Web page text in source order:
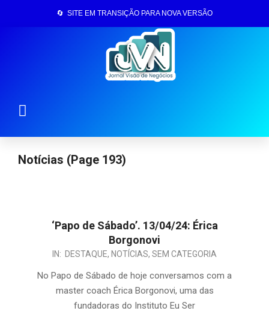
🔄 SITE EM TRANSIÇÃO PARA NOVA VERSÃO
Notícias (Page 193)
‘Papo de Sábado’. 13/04/24: Érica
Borgonovi
IN: DESTAQUE, NOTÍCIAS, SEM CATEGORIA
No Papo de Sábado de hoje conversamos com a
master coach Érica Borgonovi, uma das
fundadoras do Instituto Eu Ser